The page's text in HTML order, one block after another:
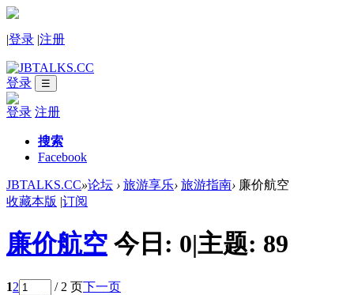
|登录 |注册
登录 ☰
登录 注册
搜索
Facebook
JBTALKS.CC»论坛 › 旅游享乐› 旅游指南› 廉价航空
收藏本版 |订阅
廉价航空 今日: 0|主题: 89
12 / 2 页下一页